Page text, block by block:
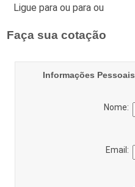
Ligue paraou paraou
Faça sua cotação
Informações Pessoais
Nome:
Email: